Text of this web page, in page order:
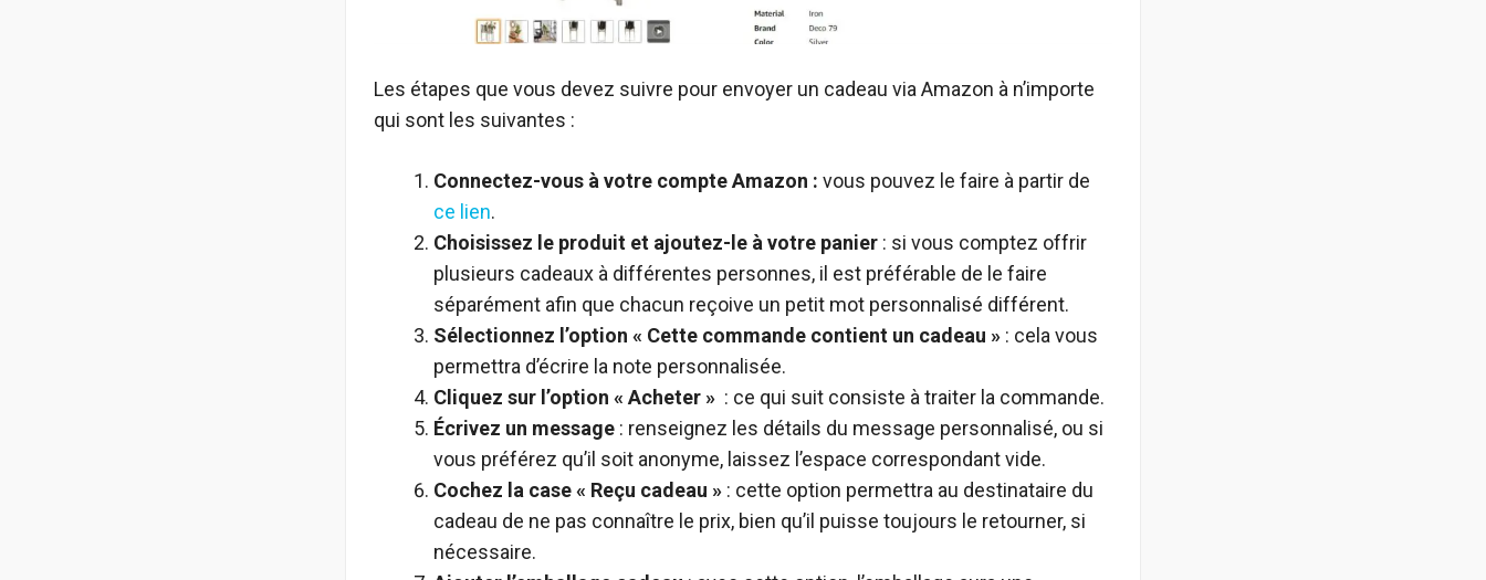
Les étapes que vous devez suivre pour envoyer un cadeau via Amazon à n’importe
qui sont les suivantes :
Connectez-vous à votre compte Amazon : vous pouvez le faire à partir de
ce lien.
Choisissez le produit et ajoutez-le à votre panier : si vous comptez offrir
plusieurs cadeaux à différentes personnes, il est préférable de le faire
séparément afin que chacun reçoive un petit mot personnalisé différent.
Sélectionnez l’option « Cette commande contient un cadeau » : cela vous
permettra d’écrire la note personnalisée.
Cliquez sur l’option « Acheter » : ce qui suit consiste à traiter la commande.
Écrivez un message : renseignez les détails du message personnalisé, ou si
vous préférez qu’il soit anonyme, laissez l’espace correspondant vide.
Cochez la case « Reçu cadeau » : cette option permettra au destinataire du
cadeau de ne pas connaître le prix, bien qu’il puisse toujours le retourner, si
nécessaire.